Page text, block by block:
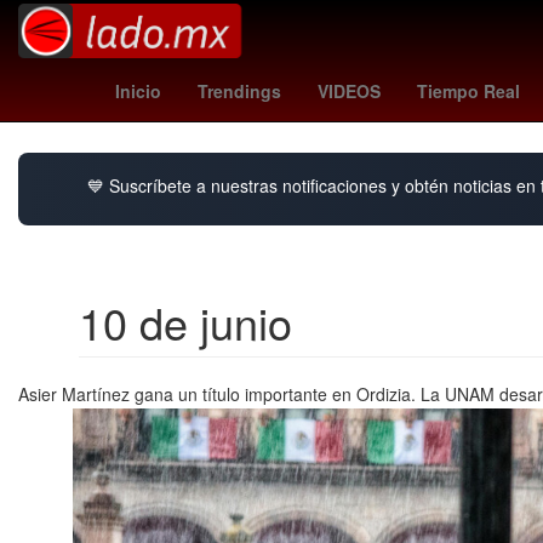
Inicio Trendings VIDEOS Tiempo Real
padres - angels cartelera wrestlemania 42
💙 Suscríbete a nuestras notificaciones y obtén noticias en
10 de junio
Asier Martínez gana un título importante en Ordizia. La UNAM